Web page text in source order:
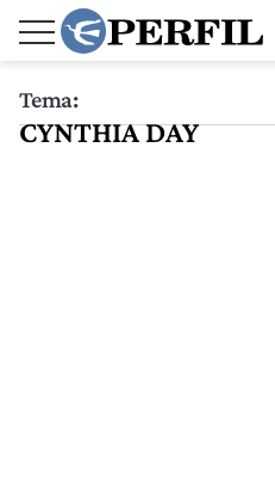
Tema:
CYNTHIA DAY